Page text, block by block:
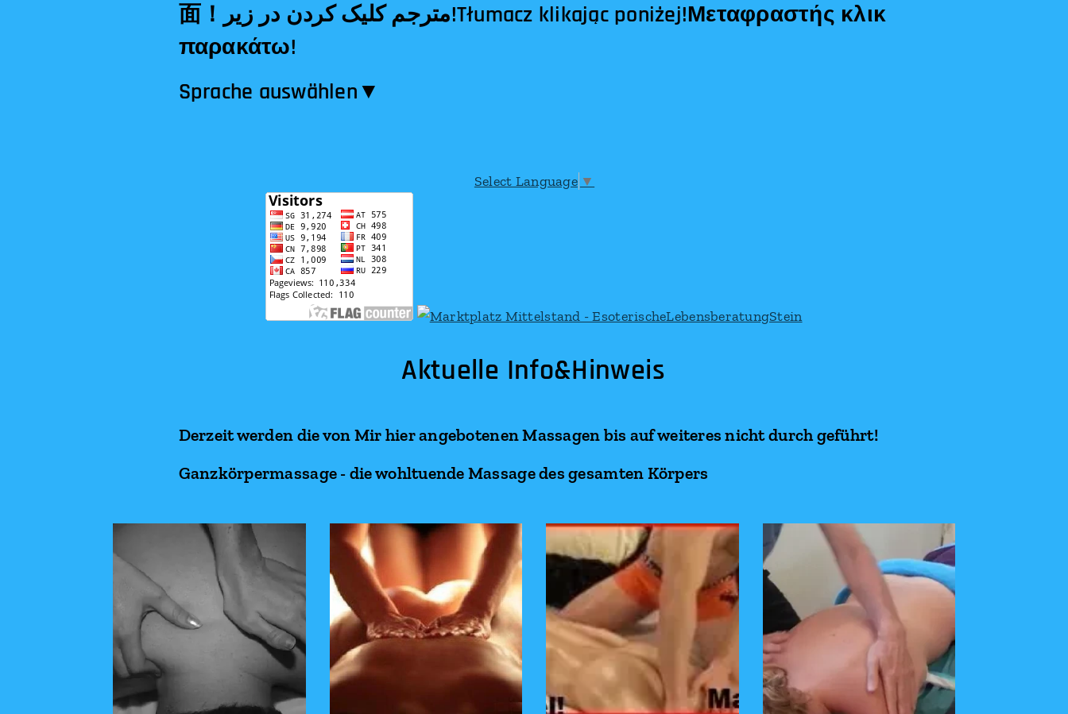
面！مترجم کلیک کردن در زیر!Tłumacz klikając poniżej!Μεταφραστής κλικ
παρακάτω!
Sprache auswählen​▼
Select Language ▼
Aktuelle Info&Hinweis
Derzeit werden die von Mir hier angebotenen Massagen bis auf weiteres nicht durch geführt!
Ganzkörpermassage - die wohltuende Massage des gesamten Körpers